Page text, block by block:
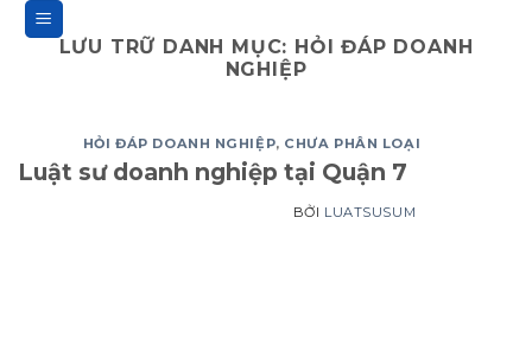
qua
LƯU TRỮ DANH MỤC: HỎI ĐÁP DOANH
NGHIỆP
HỎI ĐÁP DOANH NGHIỆP, CHƯA PHÂN LOẠI
Luật sư doanh nghiệp tại Quận 7
BỞI LUATSUSUM